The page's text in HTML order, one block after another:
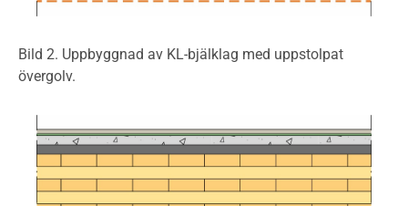
Bild 2. Uppbyggnad av KL-bjälklag med uppstolpat
övergolv.